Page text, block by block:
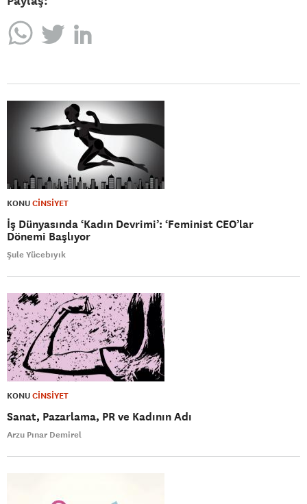
KONUCİNSİYET
İş Dünyasında ‘Kadın Devrimi’: ‘Feminist CEO’lar
Dönemi Başlıyor
Şule Yücebıyık
KONUCİNSİYET
Sanat, Pazarlama, PR ve Kadının Adı
Arzu Pınar Demirel